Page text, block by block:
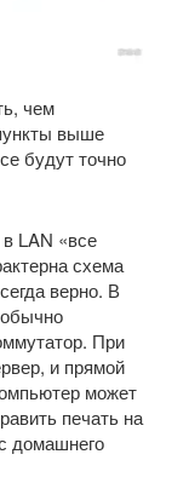
чем
выше
будут точно
LAN «все
схема
верно. В
При
и прямой
может
печать на
домашнего